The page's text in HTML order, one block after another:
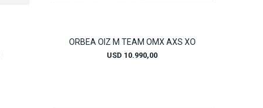
ORBEA OIZ M TEAM OMX AXS XO
USD 10.990,00